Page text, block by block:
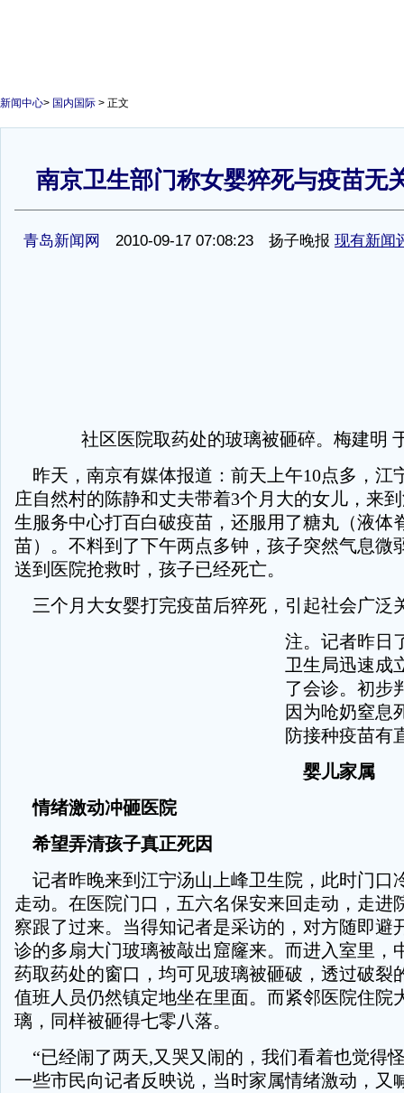
新闻中心> 国内国际 > 正文
南京卫生部门称女婴猝死与疫苗无
青岛新闻网 2010-09-17 07:08:23 扬子晚报 现有新闻
社区医院取药处的玻璃被砸碎。梅建明
昨天，南京有媒体报道：前天上午10点多，江
庄自然村的陈静和丈夫带着3个月大的女儿，来
生服务中心打百白破疫苗，还服用了糖丸（液体
苗）。不料到了下午两点多钟，孩子突然气息微
送到医院抢救时，孩子已经死亡。
三个月大女婴打完疫苗后猝死，引起社会广泛
注。记者昨日
卫生局迅速成
了会诊。初步
因为呛奶窒息
防接种疫苗有
婴儿家属
情绪激动冲砸医院
希望弄清孩子真正死因
记者昨晚来到江宁汤山上峰卫生院，此时门口
走动。在医院门口，五六名保安来回走动，走进
察跟了过来。当得知记者是采访的，对方随即避
诊的多扇大门玻璃被敲出窟窿来。而进入室里，
药取药处的窗口，均可见玻璃被砸破，透过破裂
值班人员仍然镇定地坐在里面。而紧邻医院住院
璃，同样被砸得七零八落。
“已经闹了两天,又哭又闹的，我们看着也觉得
一些市民向记者反映说，当时家属情绪激动，又